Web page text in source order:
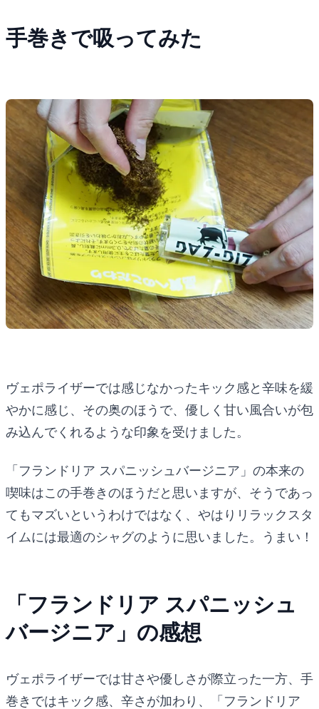
手巻きで吸ってみた
ヴェポライザーでは感じなかったキック感と辛味を緩
やかに感じ、その奥のほうで、優しく甘い風合いが包
み込んでくれるような印象を受けました。
「フランドリア スパニッシュバージニア」の本来の
喫味はこの手巻きのほうだと思いますが、そうであっ
てもマズいというわけではなく、やはりリラックスタ
イムには最適のシャグのように思いました。うまい！
「フランドリア スパニッシュ
バージニア」の感想
ヴェポライザーでは甘さや優しさが際立った一方、手
巻きではキック感、辛さが加わり、「フランドリア